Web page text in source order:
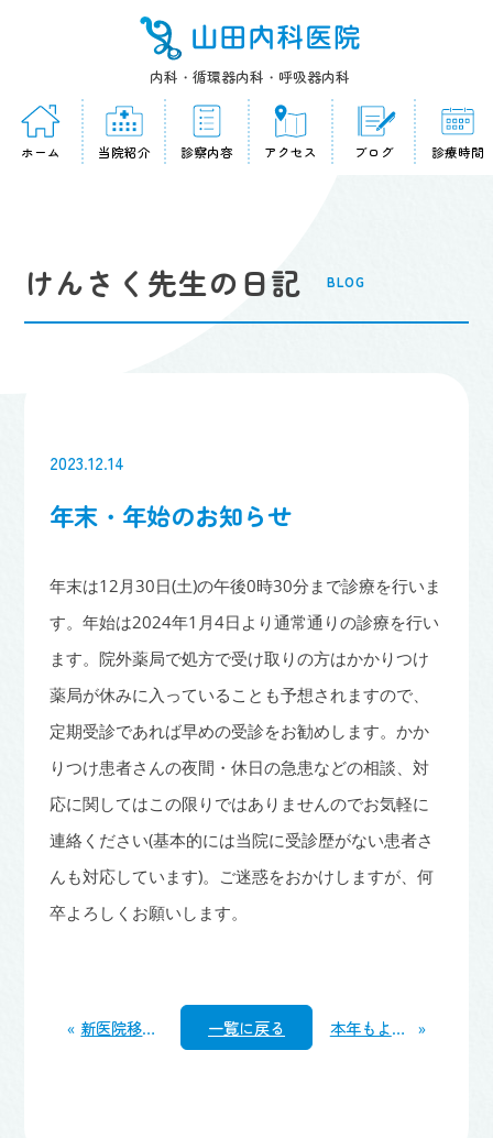
内科・循環器内科・呼吸器内科
ホーム 当院紹介 診察内容 アクセス ブログ 診療時間
けんさく先生の日記 BLOG
2023.12.14
年末・年始のお知らせ
年末は12月30日(土)の午後0時30分まで診療を行いま
す。年始は2024年1月4日より通常通りの診療を行い
ます。院外薬局で処方で受け取りの方はかかりつけ
薬局が休みに入っていることも予想されますので、
定期受診であれば早めの受診をお勧めします。かか
りつけ患者さんの夜間・休日の急患などの相談、対
応に関してはこの限りではありませんのでお気軽に
連絡ください(基本的には当院に受診歴がない患者さ
んも対応しています)。ご迷惑をおかけしますが、何
卒よろしくお願いします。
« 新医院移転から１周年 一覧に戻る 本年もよろしくお願いします »